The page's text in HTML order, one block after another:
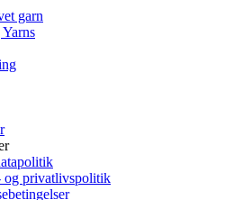
garn
og privatlivspolitik